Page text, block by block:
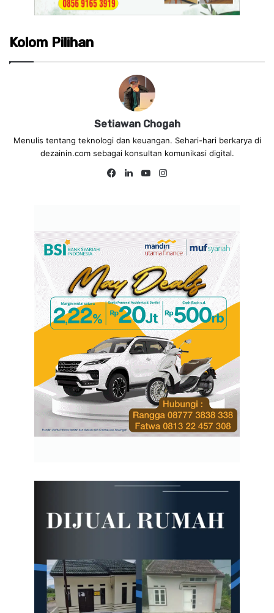
Kolom Pilihan
Setiawan Chogah
Menulis tentang teknologi dan keuangan. Sehari-hari berkarya di
dezainin.com sebagai konsultan komunikasi digital.
Fa
Lin
Yo